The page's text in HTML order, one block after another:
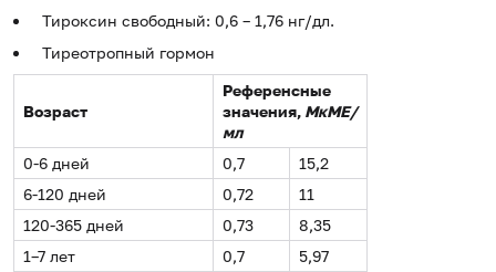
Тироксин свободный: 0,6 – 1,76 нг/дл.
Тиреотропный гормон
Возраст
Референсные
значения, МкМЕ/
мл
0-6 дней
0,7
15,2
6-120 дней
0,72
11
120-365 дней
0,73
8,35
1–7 лет
0,7
5,97